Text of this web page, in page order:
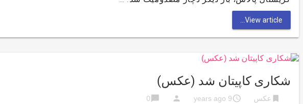
View article...
شکاری کاپیتان شد (عکس)
bookmark عکس access_time
9 years ago
person
chat_bubble
0